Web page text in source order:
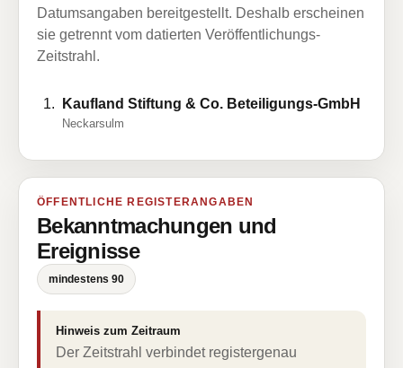
Datumsangaben bereitgestellt. Deshalb erscheinen
sie getrennt vom datierten Veröffentlichungs-
Zeitstrahl.
Kaufland Stiftung & Co. Beteiligungs-GmbH
Neckarsulm
ÖFFENTLICHE REGISTERANGABEN
Bekanntmachungen und
Ereignisse
mindestens 90
Hinweis zum Zeitraum
Der Zeitstrahl verbindet registergenau